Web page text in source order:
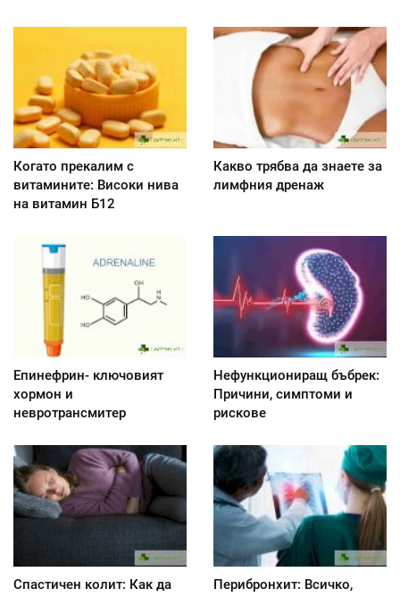
Когато прекалим с
витамините: Високи нива
на витамин Б12
Какво трябва да знаете за
лимфния дренаж
Епинефрин- ключовият
хормон и
невротрансмитер
Нефункциониращ бъбрек:
Причини, симптоми и
рискове
Спастичен колит: Как да
Перибронхит: Всичко,